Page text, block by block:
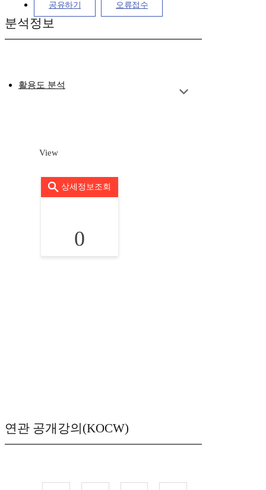
공유하기 오류접수
분석정보
활용도 분석
View
상세정보조회
0
연관 공개강의(KOCW)